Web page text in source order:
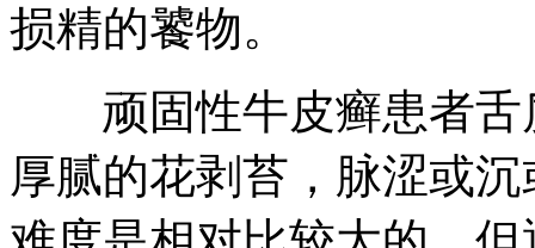
损精的饕物。
顽固性牛皮癣患者舌
厚腻的花剥苔，脉涩或